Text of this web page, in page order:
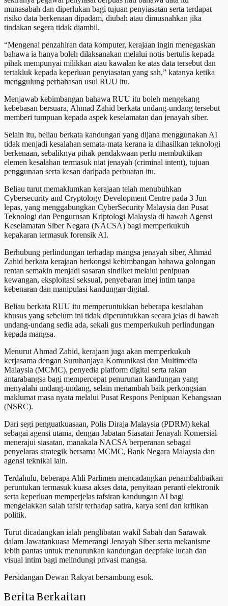
munasabah dan diperlukan bagi tujuan penyiasatan serta terdapat
risiko data berkenaan dipadam, diubah atau dimusnahkan jika
tindakan segera tidak diambil.
“Mengenai penzahiran data komputer, kerajaan ingin menegaskan
bahawa ia hanya boleh dilaksanakan melalui notis bertulis kepada
pihak mempunyai milikkan atau kawalan ke atas data tersebut dan
tertakluk kepada keperluan penyiasatan yang sah,” katanya ketika
menggulung perbahasan usul RUU itu.
Menjawab kebimbangan bahawa RUU itu boleh mengekang
kebebasan bersuara, Ahmad Zahid berkata undang-undang tersebut
memberi tumpuan kepada aspek keselamatan dan jenayah siber.
Selain itu, beliau berkata kandungan yang dijana menggunakan AI
tidak menjadi kesalahan semata-mata kerana ia dihasilkan teknologi
berkenaan, sebaliknya pihak pendakwaan perlu membuktikan
elemen kesalahan termasuk niat jenayah (criminal intent), tujuan
penggunaan serta kesan daripada perbuatan itu.
Beliau turut memaklumkan kerajaan telah menubuhkan
Cybersecurity and Cryptology Development Centre pada 3 Jun
lepas, yang menggabungkan CyberSecurity Malaysia dan Pusat
Teknologi dan Pengurusan Kriptologi Malaysia di bawah Agensi
Keselamatan Siber Negara (NACSA) bagi memperkukuh
kepakaran termasuk forensik AI.
Berhubung perlindungan terhadap mangsa jenayah siber, Ahmad
Zahid berkata kerajaan berkongsi kebimbangan bahawa golongan
rentan semakin menjadi sasaran sindiket melalui penipuan
kewangan, eksploitasi seksual, penyebaran imej intim tanpa
kebenaran dan manipulasi kandungan digital.
Beliau berkata RUU itu memperuntukkan beberapa kesalahan
khusus yang sebelum ini tidak diperuntukkan secara jelas di bawah
undang-undang sedia ada, sekali gus memperkukuh perlindungan
kepada mangsa.
Menurut Ahmad Zahid, kerajaan juga akan memperkukuh
kerjasama dengan Suruhanjaya Komunikasi dan Multimedia
Malaysia (MCMC), penyedia platform digital serta rakan
antarabangsa bagi mempercepat penurunan kandungan yang
menyalahi undang-undang, selain menambah baik perkongsian
maklumat masa nyata melalui Pusat Respons Penipuan Kebangsaan
(NSRC).
Dari segi penguatkuasaan, Polis Diraja Malaysia (PDRM) kekal
sebagai agensi utama, dengan Jabatan Siasatan Jenayah Komersial
menerajui siasatan, manakala NACSA berperanan sebagai
penyelaras strategik bersama MCMC, Bank Negara Malaysia dan
agensi teknikal lain.
Terdahulu, beberapa Ahli Parlimen mencadangkan penambahbaikan
peruntukan termasuk kuasa akses data, penyitaan peranti elektronik
serta keperluan memperjelas tafsiran kandungan AI bagi
mengelakkan salah tafsir terhadap satira, karya seni dan kritikan
politik.
Turut dicadangkan ialah penglibatan wakil Sabah dan Sarawak
dalam Jawatankuasa Memerangi Jenayah Siber serta mekanisme
lebih pantas untuk menurunkan kandungan deepfake lucah dan
visual intim bagi melindungi privasi mangsa.
Persidangan Dewan Rakyat bersambung esok.
Berita Berkaitan